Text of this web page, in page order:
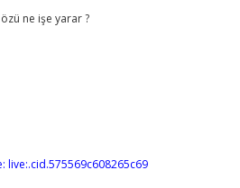
ne işe yarar ?
live:.cid.575569c608265c69